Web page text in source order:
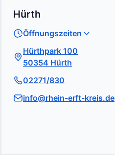
Hürth
Öffnungszeiten
Hürthpark 100
50354 Hürth
02271/830
info@rhein-erft-kreis.de